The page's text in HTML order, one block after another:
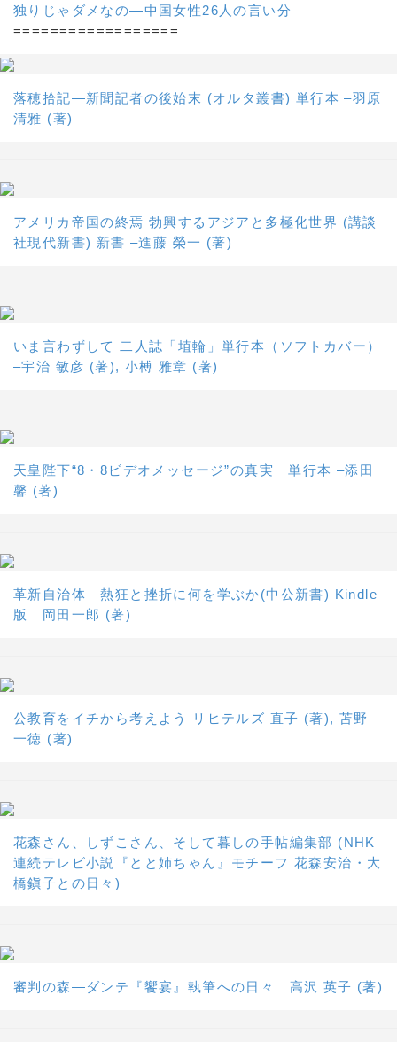
独りじゃダメなの―中国女性26人の言い分
==================
落穂拾記―新聞記者の後始末 (オルタ叢書) 単行本 –羽原
清雅 (著)
アメリカ帝国の終焉 勃興するアジアと多極化世界 (講談
社現代新書) 新書 –進藤 榮一 (著)
いま言わずして 二人誌「埴輪」単行本（ソフトカバー）
–宇治 敏彦 (著), 小榑 雅章 (著)
天皇陛下“8・8ビデオメッセージ”の真実 単行本 –添田
馨 (著)
革新自治体 熱狂と挫折に何を学ぶか(中公新書) Kindle
版 岡田一郎 (著)
公教育をイチから考えよう リヒテルズ 直子 (著), 苫野
一徳 (著)
花森さん、しずこさん、そして暮しの手帖編集部 (NHK
連続テレビ小説『とと姉ちゃん』モチーフ 花森安治・大
橋鎭子との日々)
審判の森―ダンテ『饗宴』執筆への日々 高沢 英子 (著)